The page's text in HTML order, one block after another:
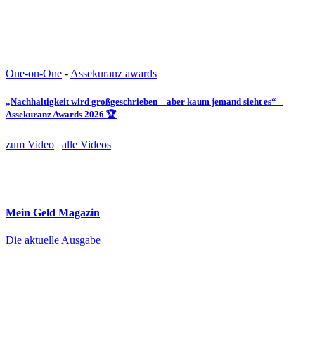
One-on-One -Assekuranz awards
„Nachhaltigkeit wird großgeschrieben – aber kaum jemand sieht es“ –
Assekuranz Awards 2026 🏆
zum Video | alle Videos
Mein Geld Magazin
Die aktuelle Ausgabe